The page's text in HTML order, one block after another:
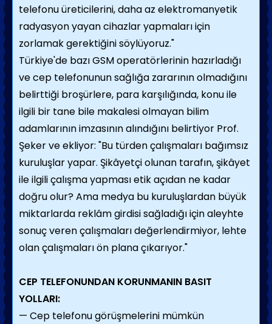
telefonu üreticilerini, daha az elektromanyetik
radyasyon yayan cihazlar yapmaları için
zorlamak gerektiğini söylüyoruz."
Türkiye'de bazı GSM operatörlerinin hazırladığı
ve cep telefonunun sağlığa zararının olmadığını
belirttiği broşürlere, para karşılığında, konu ile
ilgili bir tane bile makalesi olmayan bilim
adamlarının imzasının alındığını belirtiyor Prof.
Şeker ve ekliyor: "Bu türden çalışmaları bağımsız
kuruluşlar yapar. Şikâyetçi olunan tarafın, şikâyet
ile ilgili çalışma yapması etik açıdan ne kadar
doğru olur? Ama medya bu kuruluşlardan büyük
miktarlarda reklâm girdisi sağladığı için aleyhte
sonuç veren çalışmaları değerlendirmiyor, lehte
olan çalışmaları ön plana çıkarıyor."
CEP TELEFONUNDAN KORUNMANIN BASIT
YOLLARI:
— Cep telefonu görüşmelerini mümkün